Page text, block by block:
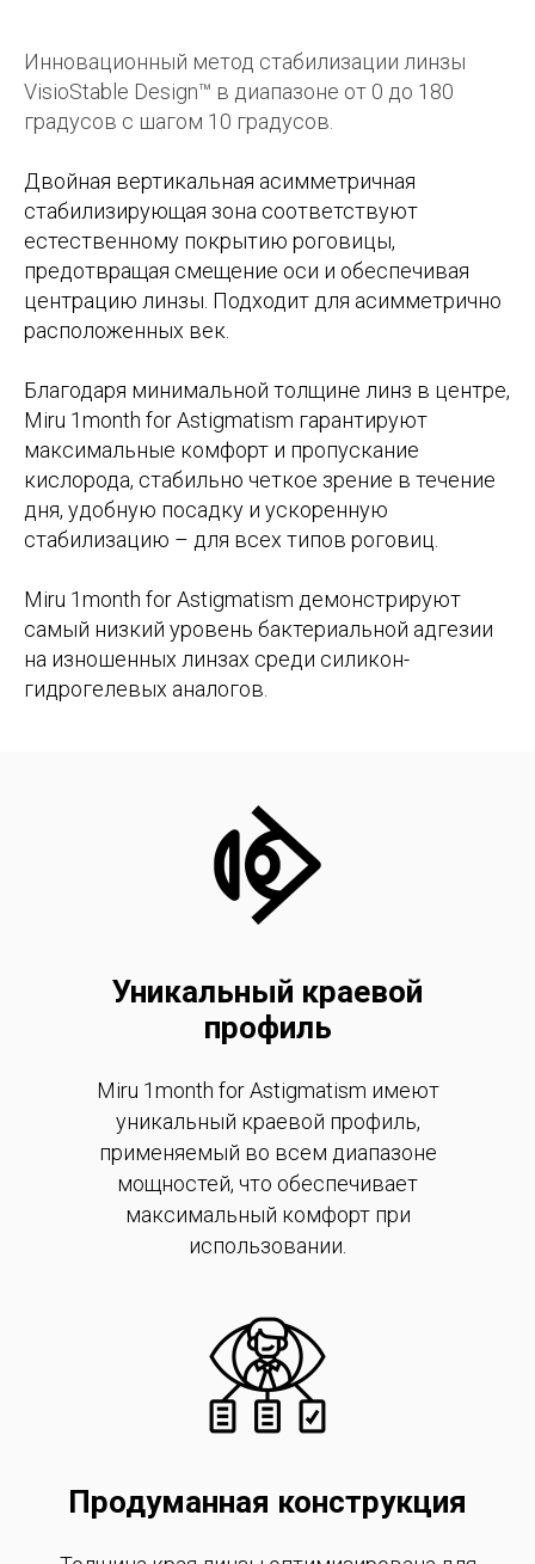
Инновационный метод стабилизации линзы
VisioStable Design™ в диапазоне от 0 до 180
градусов с шагом 10 градусов.
Двойная вертикальная асимметричная
стабилизирующая зона соответствуют
естественному покрытию роговицы,
предотвращая смещение оси и обеспечивая
центрацию линзы. Подходит для асимметрично
расположенных век.
Благодаря минимальной толщине линз в центре,
Miru 1month for Astigmatism гарантируют
максимальные комфорт и пропускание
кислорода, стабильно четкое зрение в течение
дня, удобную посадку и ускоренную
стабилизацию – для всех типов роговиц.
Miru 1month for Astigmatism демонстрируют
самый низкий уровень бактериальной адгезии
на изношенных линзах среди силикон-
гидрогелевых аналогов.
Уникальный краевой
профиль
Miru 1month for Astigmatism имеют
уникальный краевой профиль,
применяемый во всем диапазоне
мощностей, что обеспечивает
максимальный комфорт при
использовании.
Продуманная конструкция